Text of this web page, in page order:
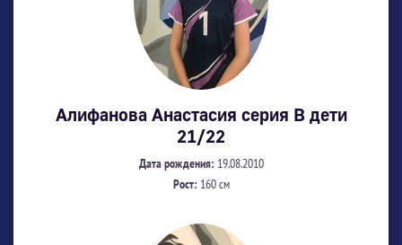
Алифанова Анастасия серия В дети
21/22
Дата рождения: 19.08.2010
Рост: 160 см